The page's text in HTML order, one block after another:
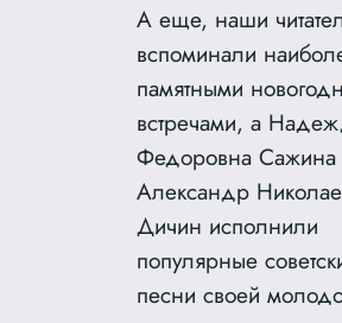
А еще, наши
вспоминали
памятными
встречами, а
Федоровна Сажина
Александр
Дичин исполнили
популярные
песни своей